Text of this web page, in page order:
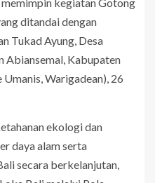
ditandai dengan
Tukad Ayung, Desa
Abiansemal, Kabupaten
Warigadean), 26
ekologi dan
daya alam serta
secara berkelanjutan,